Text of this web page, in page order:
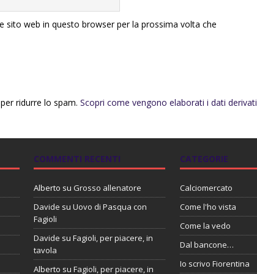
sito web in questo browser per la prossima volta che
ridurre lo spam. Scopri come vengono elaborati i dati derivati
COMMENTI RECENTI
Alberto su Grosso allenatore
Davide suUovo di Pasqua con
Fagioli
Davide suFagioli, per piacere, in
tavola
Alberto suFagioli, per piacere, in
CATEGORIE
Calciomercato
Come l'ho vista
Come la vedo
Dal bancone…
Io scrivo Fiorentina